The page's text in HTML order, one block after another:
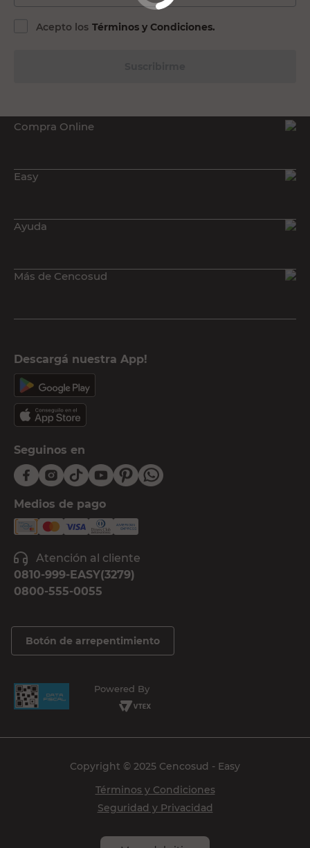
Acepto los Términos y Condiciones.
Compra Online
Easy
Ayuda
Más de Cencosud
Descargá nuestra App!
Seguinos en
Medios de pago
Atención al cliente
0810-999-EASY(3279)
0800-555-0055
Botón de arrepentimiento
Powered By
Copyright © 2025 Cencosud - Easy
Términos y Condiciones
Seguridad y Privacidad